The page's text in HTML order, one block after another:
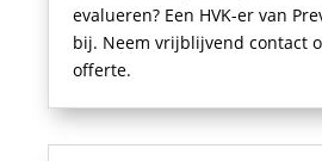
evalueren? Een HVK-er van
bij. Neem vrijblijvend contact
offerte.